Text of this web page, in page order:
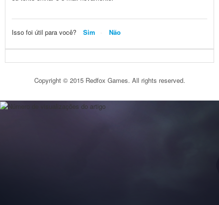
Isso foi útil para você? Sim Não
Copyright © 2015 Redfox Games. All rights reserved.